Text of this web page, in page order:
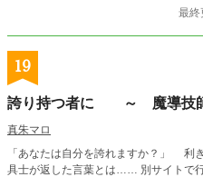
最終
19
誇り持つ者に ～ 魔導技
真朱マロ
「あなたは自分を誇れますか？」 利
具士が返した言葉とは…… 別サイトで行われている、異世界設定コンテスト。